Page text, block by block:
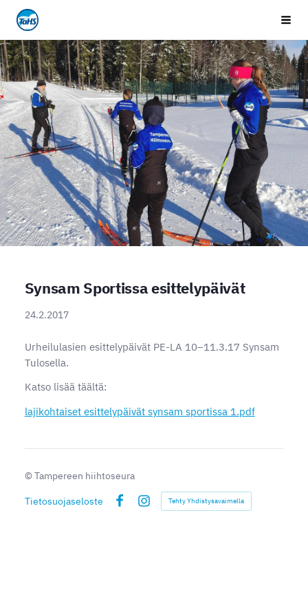
Siirry
sivun
sisältöön
Tampereen Hiihtoseura
Synsam Sportissa esittelypäivät
24.2.2017
Urheilulasien esittelypäivät PE-LA 10–11.3.17 Synsam
Tulosella.
Katso lisää täältä:
lajikohtaiset esittelypäivät synsam sportissa 1.pdf
© Tampereen hiihtoseura
Tietosuojaseloste
Instagram
Tehty Yhdistysavaimella